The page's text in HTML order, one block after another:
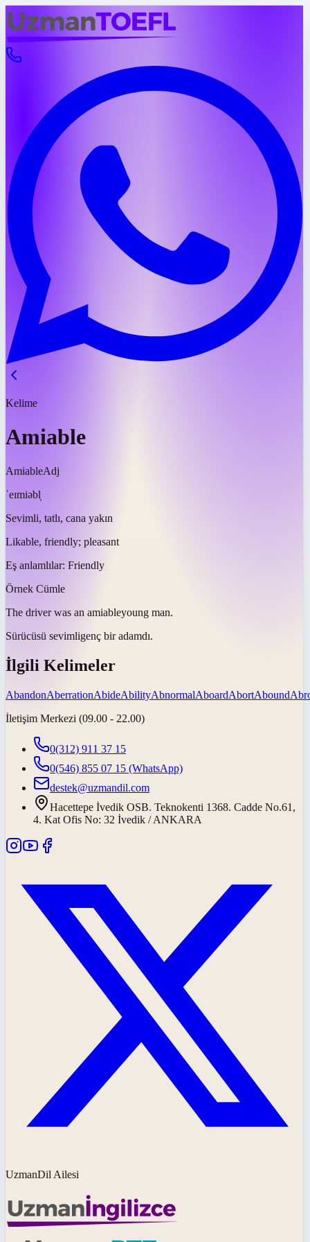
Kelime
Amiable
AmiableAdj
ˈeɪmiəbl̩
Sevimli, tatlı, cana yakın
Likable, friendly; pleasant
Eş anlamlılar: Friendly
Örnek Cümle
The driver was an amiableyoung man.
Sürücüsü sevimligenç bir adamdı.
İlgili Kelimeler
AbandonAberrationAbideAbilityAbnormalAboardAbortAbound
İletişim Merkezi (09.00 - 22.00)
0(312) 911 37 15
0(546) 855 07 15 (WhatsApp)
destek@uzmandil.com
Hacettepe İvedik OSB. Teknokenti 1368. Cadde No.61,
4. Kat Ofis No: 32 İvedik / ANKARA
UzmanDil Ailesi